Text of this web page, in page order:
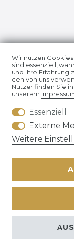
Impressum
AGB
© Copyright 2026 |
Wir nutzen
sind essenziell,
und Ihre Erfahrung
den von uns
Nutzer finden Sie
unserem
Essenziell
Externe
Weitere